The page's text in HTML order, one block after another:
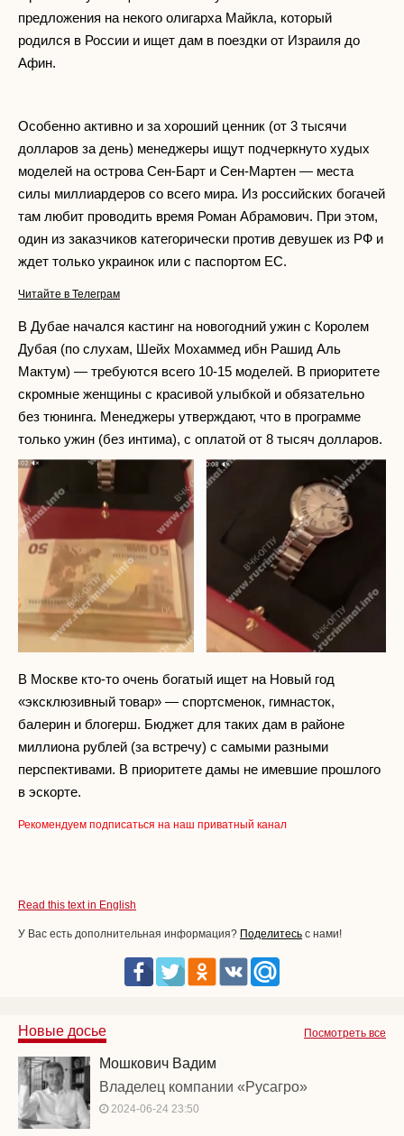
предложения на некого олигарха Майкла, который
родился в России и ищет дам в поездки от Израиля до
Афин.
Особенно активно и за хороший ценник (от 3 тысячи
долларов за день) менеджеры ищут подчеркнуто худых
моделей на острова Сен-Барт и Сен-Мартен — места
силы миллиардеров со всего мира. Из российских богачей
там любит проводить время Роман Абрамович. При этом,
один из заказчиков категорически против девушек из РФ и
ждет только украинок или с паспортом ЕС.
Читайте в Телеграм
В Дубае начался кастинг на новогодний ужин с Королем
Дубая (по слухам, Шейх Мохаммед ибн Рашид Аль
Мактум) — требуются всего 10-15 моделей. В приоритете
скромные женщины с красивой улыбкой и обязательно
без тюнинга. Менеджеры утверждают, что в программе
только ужин (без интима), с оплатой от 8 тысяч долларов.
В Москве кто-то очень богатый ищет на Новый год
«эксклюзивный товар» — спортсменок, гимнасток,
балерин и блогерш. Бюджет для таких дам в районе
миллиона рублей (за встречу) с самыми разными
перспективами. В приоритете дамы не имевшие прошлого
в эскорте.
Рекомендуем подписаться на наш приватный канал
Read this text in English
У Вас есть дополнительная информация? Поделитесь с нами!
Посмотреть все
Новые досье
Мошкович Вадим
Владелец компании «Русагро»
2024-06-24 23:50